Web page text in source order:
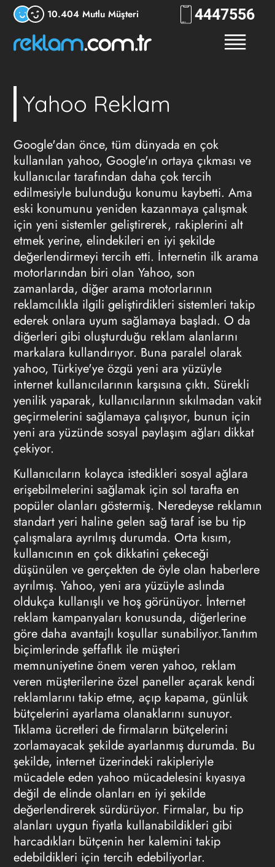
10.404 Mutlu Müşteri 444RKLM
Yahoo Reklam
Google'dan önce, tüm dünyada en çok
kullanılan yahoo, Google'ın ortaya çıkması ve
kullanıcılar tarafından daha çok tercih
edilmesiyle bulunduğu konumu kaybetti. Ama
eski konumunu yeniden kazanmaya çalışmak
için yeni sistemler geliştirerek, rakiplerini alt
etmek yerine, elindekileri en iyi şekilde
değerlendirmeyi tercih etti. İnternetin ilk arama
motorlarından biri olan Yahoo, son
zamanlarda, diğer arama motorlarının
reklamcılıkla ilgili geliştirdikleri sistemleri takip
ederek onlara uyum sağlamaya başladı. O da
diğerleri gibi oluşturduğu reklam alanlarını
markalara kullandırıyor. Buna paralel olarak
yahoo, Türkiye'ye özgü yeni ara yüzüyle
internet kullanıcılarının karşısına çıktı. Sürekli
yenilik yaparak, kullanıcılarının sıkılmadan vakit
geçirmelerini sağlamaya çalışıyor, bunun için
yeni ara yüzünde sosyal paylaşım ağları dikkat
çekiyor.
Kullanıcıların kolayca istedikleri sosyal ağlara
erişebilmelerini sağlamak için sol tarafta en
popüler olanları göstermiş. Neredeyse reklamın
standart yeri haline gelen sağ taraf ise bu tip
çalışmalara ayrılmış durumda. Orta kısım,
kullanıcının en çok dikkatini çekeceği
düşünülen ve gerçekten de öyle olan haberlere
ayrılmış. Yahoo, yeni ara yüzüyle aslında
oldukça kullanışlı ve hoş görünüyor. İnternet
reklam kampanyaları konusunda, diğerlerine
göre daha avantajlı koşullar sunabiliyor.Tanıtım
biçimlerinde şeffaflık ile müşteri
memnuniyetine önem veren yahoo, reklam
veren müşterilerine özel paneller açarak kendi
reklamlarını takip etme, açıp kapama, günlük
bütçelerini ayarlama olanaklarını sunuyor.
Tıklama ücretleri de firmaların bütçelerini
zorlamayacak şekilde ayarlanmış durumda. Bu
şekilde, internet üzerindeki rakipleriyle
mücadele eden yahoo mücadelesini kıyasıya
değil de elinde olanları en iyi şekilde
değerlendirerek sürdürüyor. Firmalar, bu tip
alanları uygun fiyatla kullanabildikleri gibi
harcadıkları bütçenin her kalemini takip
edebildikleri için tercih edebiliyorlar.